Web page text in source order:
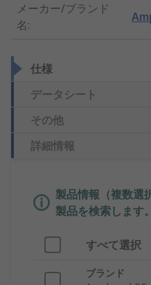
メーカー/ブランド
名:
仕様
データシート
その他
詳細情報
製品情報（複数選
製品を検索します。
すべて選択
ブランド